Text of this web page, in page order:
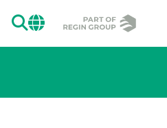
SUCHEN
CHANGE